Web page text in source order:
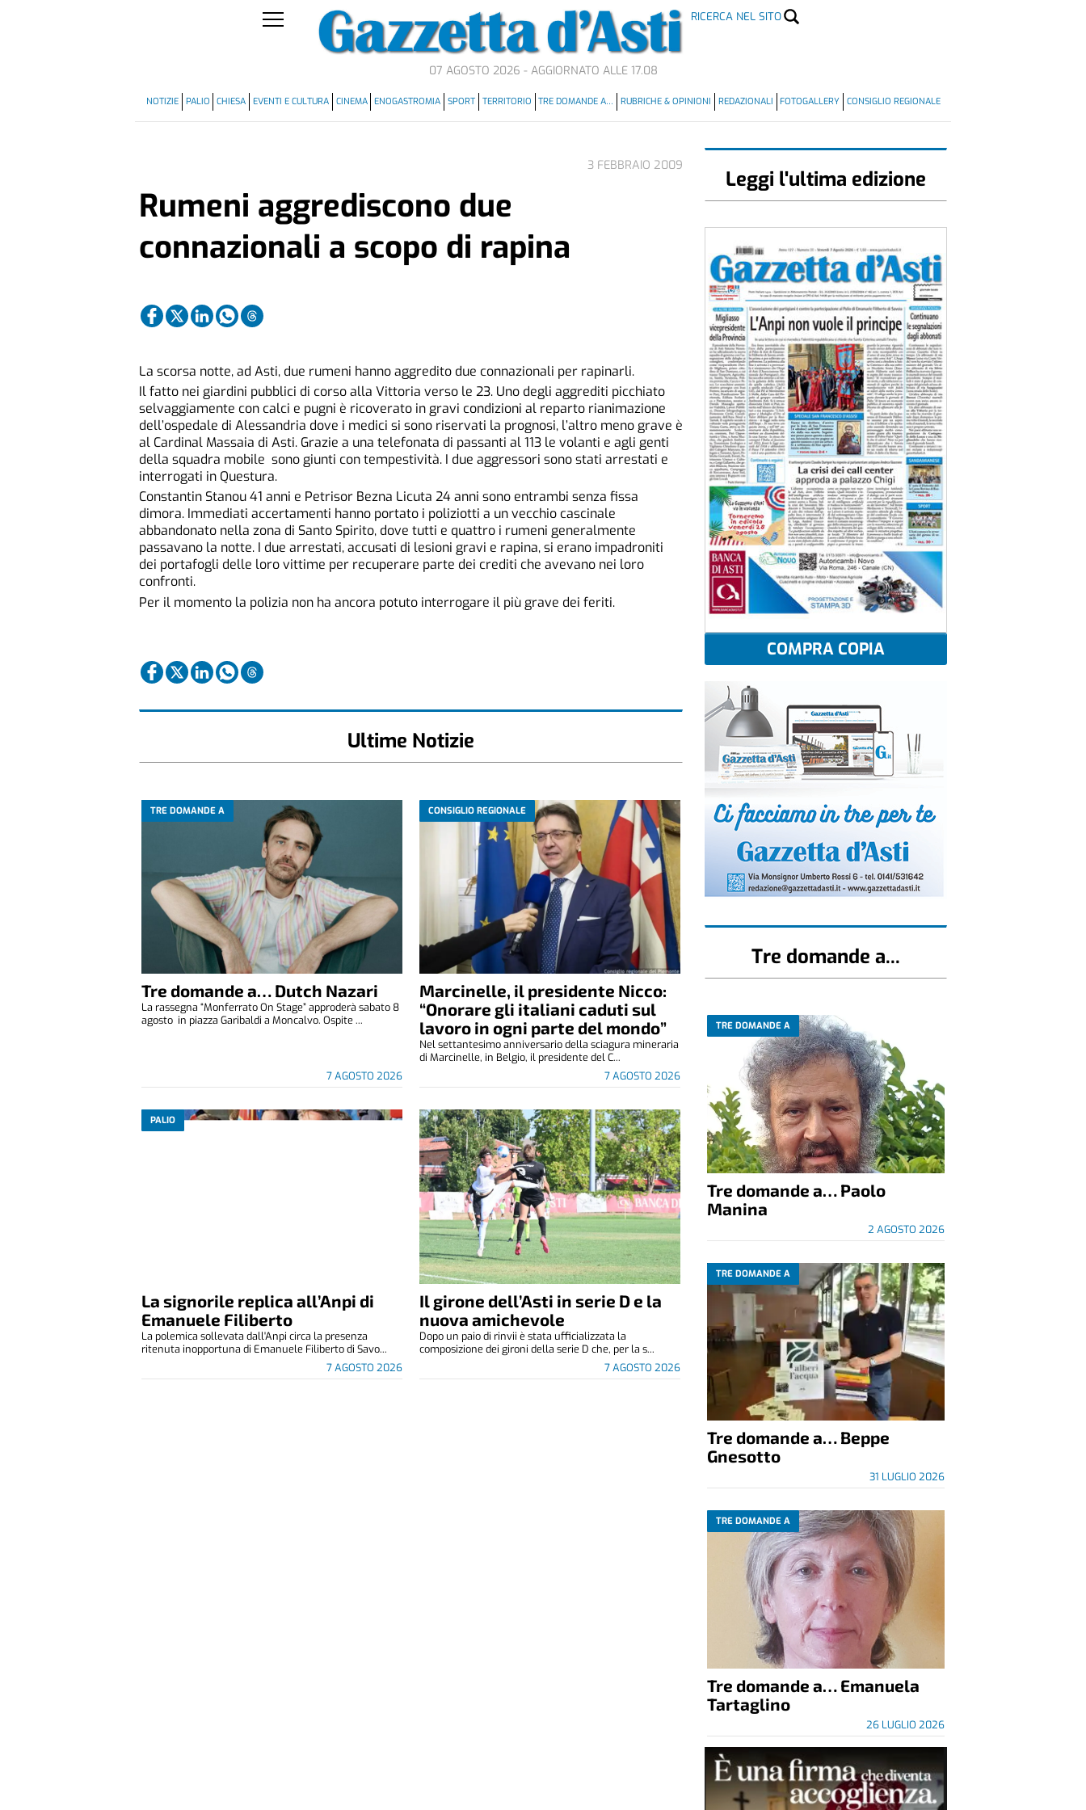
RICERCA NEL SITO
07 AGOSTO 2026 - AGGIORNATO ALLE 17.08
NOTIZIE PALIO CHIESA EVENTI E CULTURA CINEMA ENOGASTROMIA SPORT TERRITORIO TRE DOMANDE A… RUBRICHE & OPINIONI REDAZIONALI FOTOGALLERY CONSIGLIO REGIONALE
3 FEBBRAIO 2009
Rumeni aggrediscono due
connazionali a scopo di rapina
La scorsa notte, ad Asti, due rumeni hanno aggredito due connazionali per rapinarli.
Il fatto nei giardini pubblici di corso alla Vittoria verso le 23. Uno degli aggrediti picchiato
selvaggiamente con calci e pugni è ricoverato in gravi condizioni al reparto rianimazione
dell’ospedale di Alessandria dove i medici si sono riservati la prognosi, l’altro meno grave è
al Cardinal Massaia di Asti. Grazie a una telefonata di passanti al 113 le volanti e agli genti
della squadra mobile sono giunti con tempestività. I due aggressori sono stati arrestati e
interrogati in Questura.
Constantin Stanou 41 anni e Petrisor Bezna Licuta 24 anni sono entrambi senza fissa
dimora. Immediati accertamenti hanno portato i poliziotti a un vecchio cascinale
abbandonato nella zona di Santo Spirito, dove tutti e quattro i rumeni generalmente
passavano la notte. I due arrestati, accusati di lesioni gravi e rapina, si erano impadroniti
dei portafogli delle loro vittime per recuperare parte dei crediti che avevano nei loro
confronti.
Per il momento la polizia non ha ancora potuto interrogare il più grave dei feriti.
Ultime Notizie
TRE DOMANDE A
Tre domande a… Dutch Nazari
7 AGOSTO 2026
La rassegna “Monferrato On Stage” approderà sabato 8
agosto in piazza Garibaldi a Moncalvo. Ospite ...
CONSIGLIO REGIONALE
Marcinelle, il presidente Nicco:
“Onorare gli italiani caduti sul
lavoro in ogni parte del mondo”
7 AGOSTO 2026
Nel settantesimo anniversario della sciagura mineraria
di Marcinelle, in Belgio, il presidente del C...
PALIO
La signorile replica all’Anpi di
Emanuele Filiberto
7 AGOSTO 2026
La polemica sollevata dall'Anpi circa la presenza
ritenuta inopportuna di Emanuele Filiberto di Savo...
Il girone dell’Asti in serie D e la
nuova amichevole
7 AGOSTO 2026
Dopo un paio di rinvii è stata ufficializzata la
composizione dei gironi della serie D che, per la s...
Leggi l'ultima edizione
COMPRA COPIA
Tre domande a...
TRE DOMANDE A
Tre domande a… Paolo
Manina
2 AGOSTO 2026
TRE DOMANDE A
Tre domande a… Beppe
Gnesotto
31 LUGLIO 2026
TRE DOMANDE A
Tre domande a… Emanuela
Tartaglino
26 LUGLIO 2026